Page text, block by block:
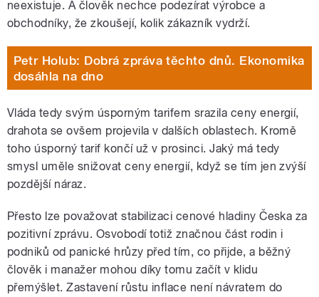
neexistuje. A člověk nechce podezírat výrobce a
obchodníky, že zkoušejí, kolik zákazník vydrží.
Petr Holub: Dobrá zpráva těchto dnů. Ekonomika
dosáhla na dno
Vláda tedy svým úsporným tarifem srazila ceny energií,
drahota se ovšem projevila v dalších oblastech. Kromě
toho úsporný tarif končí už v prosinci. Jaký má tedy
smysl uměle snižovat ceny energií, když se tím jen zvýší
pozdější náraz.
Přesto lze považovat stabilizaci cenové hladiny Česka za
pozitivní zprávu. Osvobodí totiž značnou část rodin i
podniků od panické hrůzy před tím, co přijde, a běžný
člověk i manažer mohou díky tomu začít v klidu
přemýšlet. Zastavení růstu inflace není návratem do